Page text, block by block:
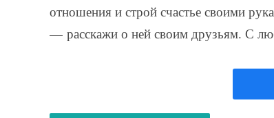
отношения и строй счастье своими
— расскажи о ней своим друзьям. С